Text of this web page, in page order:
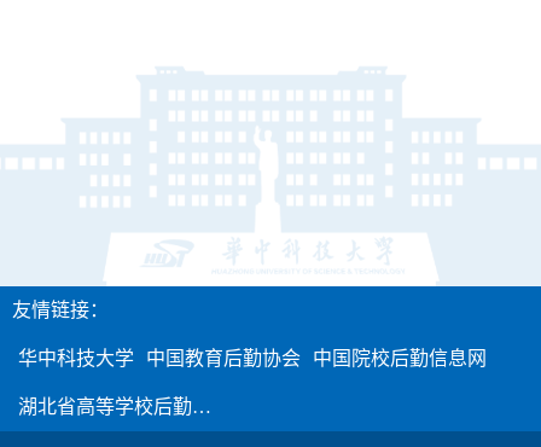
友情链接：
华中科技大学 中国教育后勤协会 中国院校后勤信息网
湖北省高等学校后勤…